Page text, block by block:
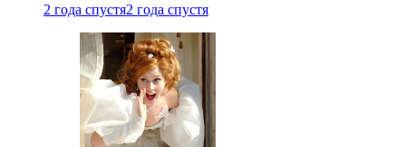
2 года спустя2 года спустя